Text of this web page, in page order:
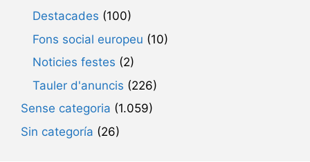
Destacades (100)
Fons social europeu (10)
Noticies festes (2)
Tauler d'anuncis (226)
Sense categoria (1.059)
Sin categoría (26)